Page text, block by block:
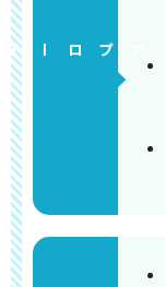
アプローチ